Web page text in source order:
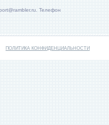
Телефон
ПОЛИТИКА КОНФИДЕНЦИАЛЬНОСТИ